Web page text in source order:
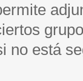
no está